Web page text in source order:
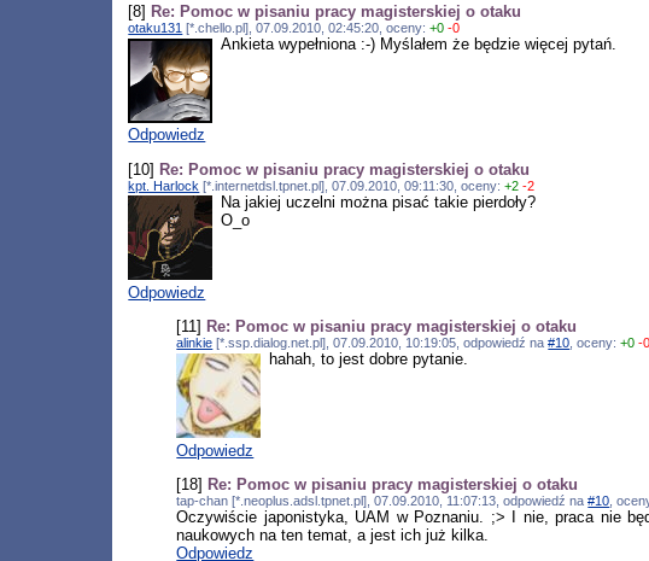
[8] Re: Pomoc w pisaniu pracy magisterskiej o otaku
otaku131 [*.chello.pl], 07.09.2010, 02:45:20, oceny:+0 -0
Ankieta wypełniona :-) Myślałem że będzie więcej pytań.
Odpowiedz
[10] Re: Pomoc w pisaniu pracy magisterskiej o otaku
kpt. Harlock [*.internetdsl.tpnet.pl], 07.09.2010, 09:11:30, oceny:+2 -2
Na jakiej uczelni można pisać takie pierdoły?
O_o
Odpowiedz
[11] Re: Pomoc w pisaniu pracy magisterskiej o otaku
alinkie [*.ssp.dialog.net.pl], 07.09.2010, 10:19:05, odpowiedź na#10 , oceny:+0 -0
hahah, to jest dobre pytanie.
Odpowiedz
[18] Re: Pomoc w pisaniu pracy magisterskiej o otaku
tap-chan [*.neoplus.adsl.tpnet.pl], 07.09.2010, 11:07:13, odpowiedź na#10 ,
Oczywiście japonistyka, UAM w Poznaniu. ;> I nie, praca nie
naukowych na ten temat, a jest ich już kilka.
Odpowiedz